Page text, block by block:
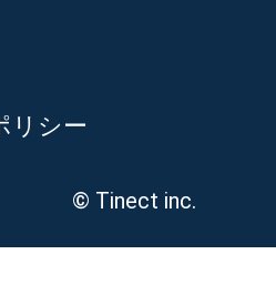
リシー
© Tinect inc.